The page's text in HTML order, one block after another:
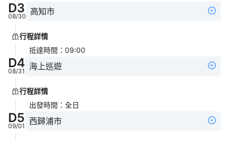
D3
08/30 高知市
行程詳情
抵達時間 ： 09:00
D4
08/31 海上巡遊
行程詳情
出發時間 ： 全日
D5
09/01 西歸浦市